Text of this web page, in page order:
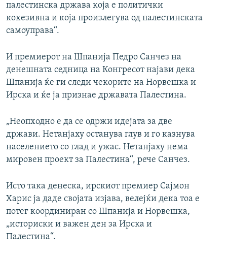
палестинска држава која е политички
кохезивна и која произлегува од палестинската
самоуправа“.
И премиерот на Шпанија Педро Санчез на
денешната седница на Конгресот најави дека
Шпанија ќе ги следи чекорите на Норвешка и
Ирска и ќе ја признае државата Палестина.
„Неопходно е да се одржи идејата за две
држави. Нетанјаху останува глув и го казнува
населението со глад и ужас. Нетанјаху нема
мировен проект за Палестина“, рече Санчез.
Исто така денеска, ирскиот премиер Сајмон
Харис ја даде својата изјава, велејќи дека тоа е
потег координиран со Шпанија и Норвешка,
„историски и важен ден за Ирска и
Палестина“.